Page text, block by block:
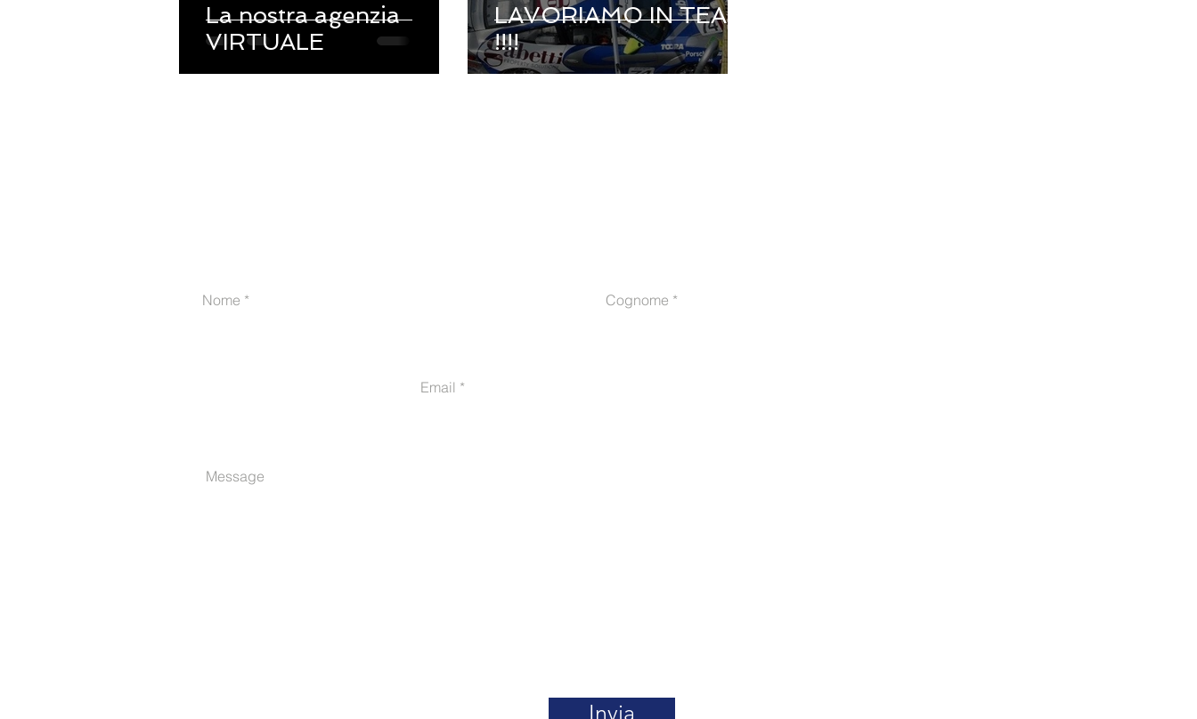
La nostra agenzia
VIRTUALE
LAVORIAMO IN TEAM
!!!!
Nome Cognome
Email
Message
Invia